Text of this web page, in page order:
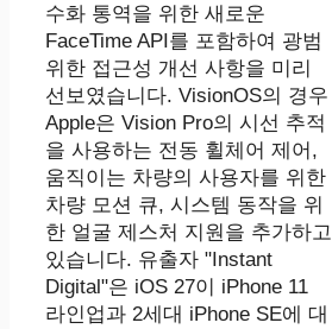
수화 통역을 위한 새로운
FaceTime API를 포함하여 광범
위한 접근성 개선 사항을 미리
선보였습니다. VisionOS의 경우
Apple은 Vision Pro의 시선 추적
을 사용하는 전동 휠체어 제어,
움직이는 차량의 사용자를 위한
차량 모션 큐, 시스템 동작을 위
한 얼굴 제스처 지원을 추가하고
있습니다. 유출자 "Instant
Digital"은 ‌iOS 27‌이 iPhone 11
라인업과 2세대 iPhone SE에 대